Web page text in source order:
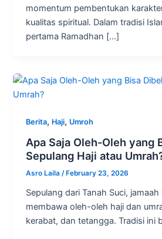
momentum pembentukan
kualitas spiritual. Dalam tradisi
pertama Ramadhan […]
Berita, Haji, Umroh
Apa Saja Oleh-Oleh yang
Sepulang Haji atau
Asro Laila/ February 23, 2026
Sepulang dari Tanah Suci, jamaah
membawa oleh-oleh haji dan
kerabat, dan tetangga. Tradisi ini